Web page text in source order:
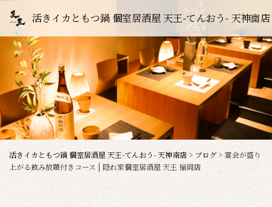
活きイカともつ鍋 個室居酒屋 天王-てんおう- 天神南店
活きイカともつ鍋 個室居酒屋 天王-てんおう- 天神南店> ブログ> 宴会が盛り
上がる飲み放題付きコース | 隠れ家個室居酒屋 天王 福岡店